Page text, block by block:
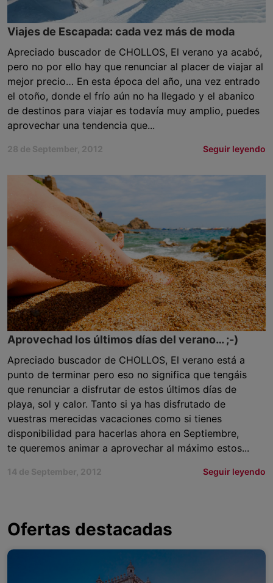
Viajes de Escapada: cada vez más de moda
Apreciado buscador de CHOLLOS, El verano ya acabó,
pero no por ello hay que renunciar al placer de viajar al
mejor precio… En esta época del año, una vez entrado
el otoño, donde el frío aún no ha llegado y el abanico
de destinos para viajar es todavía muy amplio, puedes
aprovechar una tendencia que...
28 de September, 2012 Seguir leyendo
Aprovechad los últimos días del verano… ;-)
Apreciado buscador de CHOLLOS, El verano está a
punto de terminar pero eso no significa que tengáis
que renunciar a disfrutar de estos últimos días de
playa, sol y calor. Tanto si ya has disfrutado de
vuestras merecidas vacaciones como si tienes
disponibilidad para hacerlas ahora en Septiembre,
te queremos animar a aprovechar al máximo estos...
14 de September, 2012 Seguir leyendo
Ofertas destacadas